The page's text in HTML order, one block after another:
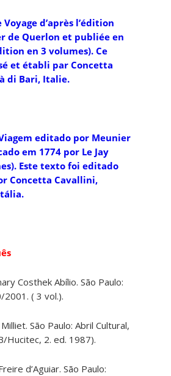
d’après l’édition
de Querlon et publiée en
en 3 volumes). Ce
et établi par Concetta
di Bari, Italie.
editado por Meunier
em 1774 por Le Jay
Este texto foi editado
Concetta Cavallini,
Costhek Abílio. São Paulo:
( 3 vol.).
São Paulo: Abril Cultural,
Hucitec, 2. ed. 1987).
d’Aguiar. São Paulo: